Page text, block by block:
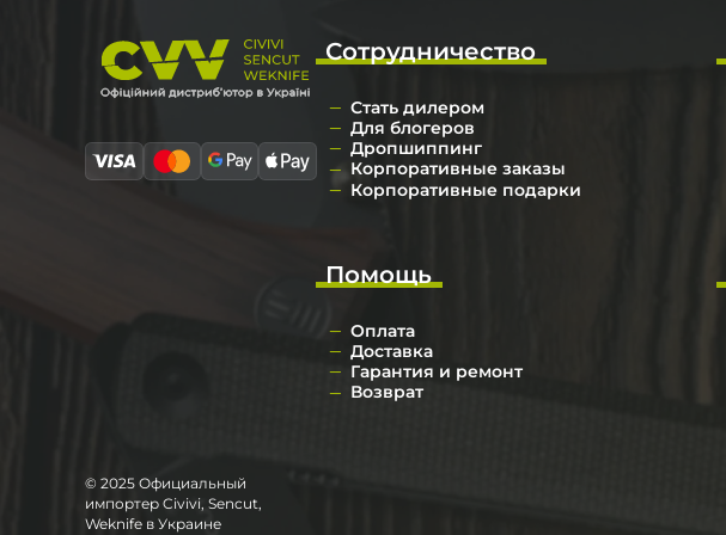
Сотрудничество
Стать дилером
Для блогеров
Дропшиппинг
Корпоративные заказы
Корпоративные подарки
Помощь
Оплата
Доставка
Гарантия и ремонт
Возврат
© 2025 Официальный
импортер Civivi, Sencut,
Weknife в Украине